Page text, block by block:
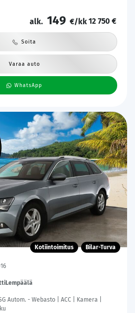
alk. 149 €/kk12 750 €
Soita
Varaa auto
WhatsApp
Kotiintoimitus Bilar-Turva
Lempäälä
Autom. - Webasto | ACC | Kamera |